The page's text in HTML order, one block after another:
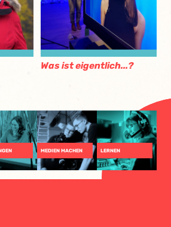
Was ist eigentlich...?
MEDIEN MACHEN LERNEN